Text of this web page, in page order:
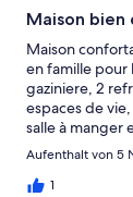
Maison bien
Maison
en famille pour
gaziniere, 2
espaces de
salle à manger
des chambres
nombreux. A
Aufenthalt von 5
1